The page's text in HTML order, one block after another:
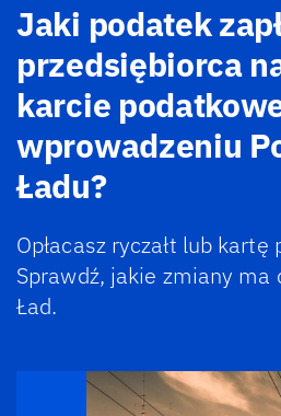
Jaki podatek
przedsiębiorca
karcie
wprowadzeniu
Ładu?
Opłacasz ryczałt lub kartę
Sprawdź, jakie zmiany ma
Ład.